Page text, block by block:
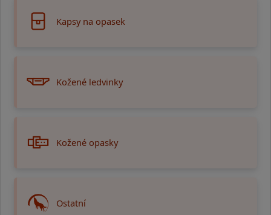
Kapsy na opasek
Kožené ledvinky
Kožené opasky
Ostatní